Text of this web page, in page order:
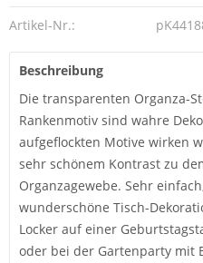
Artikel-Nr.:
Beschreibung
Die transparenten Organza-
Rankenmotiv sind wahre
aufgeflockten Motive wirken
sehr schönem Kontrast zu
Organzagewebe. Sehr
wunderschöne Tisch-
Locker auf einer
oder bei der Gartenparty mit